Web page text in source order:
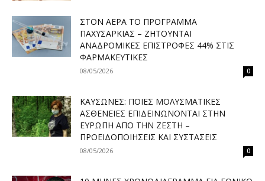
ΣΤΟΝ ΑΈΡΑ ΤΟ ΠΡΌΓΡΑΜΜΑ
ΠΑΧΥΣΑΡΚΊΑΣ – ΖΗΤΟΎΝΤΑΙ
ΑΝΑΔΡΟΜΙΚΈΣ ΕΠΙΣΤΡΟΦΈΣ 44% ΣΤΙΣ
ΦΑΡΜΑΚΕΥΤΙΚΈΣ
08/05/2026 0
ΚΑΎΣΩΝΕΣ: ΠΟΙΕΣ ΜΟΛΥΣΜΑΤΙΚΈΣ
ΑΣΘΈΝΕΙΕΣ ΕΠΙΔΕΙΝΏΝΟΝΤΑΙ ΣΤΗΝ
ΕΥΡΏΠΗ ΑΠΌ ΤΗΝ ΖΈΣΤΗ –
ΠΡΟΕΙΔΟΠΟΙΉΣΕΙΣ ΚΑΙ ΣΥΣΤΆΣΕΙΣ
08/05/2026 0